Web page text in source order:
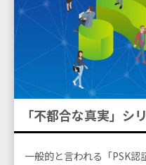
「不都合な真実」シ
一般的と言われる「PSK認